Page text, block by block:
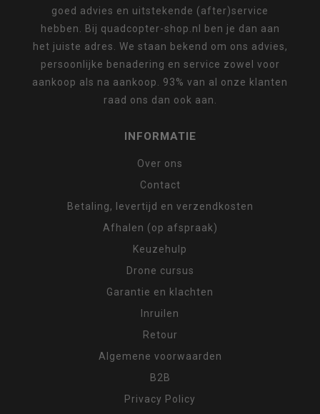
goed advies en uitstekende (after)service
hebben. Bij quadcopter-shop.nl ben je dan aan
het juiste adres. We staan bekend om ons advies,
persoonlijke benadering en service zowel voor
aankoop als na aankoop. 93% van al onze klanten
raad ons dan ook aan.
INFORMATIE
Over ons
Contact
Betaling, levertijd en verzendkosten
Afhalen (op afspraak)
Keuzehulp
Drone cursus
Garantie en klachten
Inruilen
Retour
Algemene voorwaarden
B2B
Privacy Policy